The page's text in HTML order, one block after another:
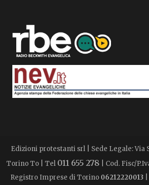
Edizioni protestanti srl | Sede Legale: Via
Torino To | Tel 011 655 278 | Cod. Fisc/
Registro Imprese di Torino 06212220013